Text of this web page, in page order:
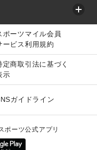
ポーツマイル会員
ービス利用規約
定商取引法に基づく
示
ガイドライン
ポーツ公式アプリ